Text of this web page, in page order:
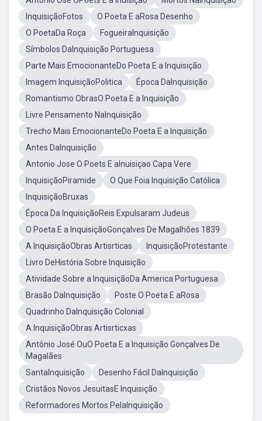
InquisiçãoFotos
O Poeta E aRosa Desenho
O PoetaDa Roça
FogueiraInquisição
Símbolos DaInquisição Portuguesa
Parte Mais EmocionanteDo Poeta E a Inquisição
Imagem InquisiçãoPolitica
Época DaInquisição
Romantismo ObrasO Poeta E a Inquisição
Livre Pensamento NaInquisição
Trecho Mais EmocionanteDo Poeta E a Inquisição
Antes DaInquisição
Antonio Jose O Poets E aInuisiçao Capa Vere
InquisiçãoPiramide
O Que Foia Inquisição Católica
InquisiçãoBruxas
Época Da InquisiçãoReis Expulsaram Judeus
O Poeta E a InquisiçãoGonçalves De Magalhões 1839
A InquisiçãoObras Artisrticas
InquisiçãoProtestante
Livro DeHistória Sobre Inquisição
Atividade Sobre a InquisiçãoDa America Portuguesa
Brasão DaInquisição
Poste O Poeta E aRosa
Quadrinho DaInquisição Colonial
A InquisiçãoObras Artisrticxas
Antônio José OuO Poeta E a Inquisição Gonçalves De
Magalães
SantaInquisição
Desenho Fácil DaInquisição
Cristãos Novos JesuitasE Inquisição
Reformadores Mortos PelaInquisição